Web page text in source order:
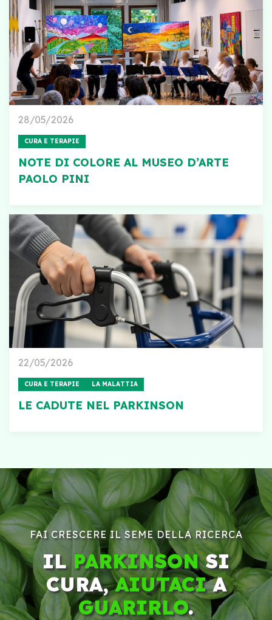
28/05/2026
CURA E TERAPIE
NOTE DI COLORE AL MUSEO D’ARTE
PAOLO PINI
22/05/2026
CURA E TERAPIE LA MALATTIA
LE CADUTE NEL PARKINSON
FAI CRESCERE IL SEME DELLA RICERCA
ILPARKINSONSI
CURA,AIUTACIA
GUARIRLO.